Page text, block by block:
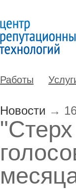
Работы
Новости →